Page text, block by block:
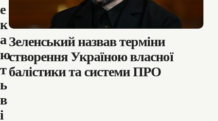
е
к
а
ю
т
ь
в
і
Зеленський назвав терміни
створення Україною власної
балістики та системи ПРО